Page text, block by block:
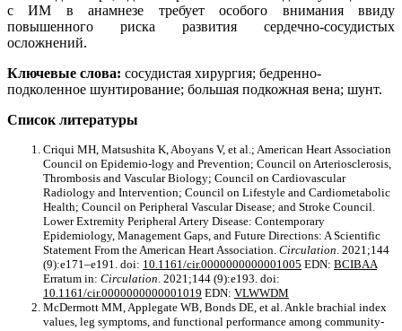
с ИМ в анамнезе требует особого внимания ввиду
повышенного риска развития сердечно-сосудистых
осложнений.
Ключевые слова: сосудистая хирургия; бедренно-
подколенное шунтирование; большая подкожная вена; шунт.
Список литературы
Criqui MH, Matsushita K, Aboyans V, et al.; American Heart Association
Council on Epidemio-logy and Prevention; Council on Arteriosclerosis,
Thrombosis and Vascular Biology; Council on Cardiovascular
Radiology and Intervention; Council on Lifestyle and Cardiometabolic
Health; Council on Peripheral Vascular Disease; and Stroke Council.
Lower Extremity Peripheral Artery Disease: Contemporary
Epidemiology, Management Gaps, and Future Directions: A Scientific
Statement From the American Heart Association. Circulation. 2021;144
(9):e171–e191. doi: 10.1161/cir.0000000000001005 EDN: BCIBAA
Erratum in: Circulation. 2021;144 (9):e193. doi:
10.1161/cir.0000000000001019 EDN: VLWWDM
McDermott MM, Applegate WB, Bonds DE, et al. Ankle brachial index
values, leg symptoms, and functional performance among community-